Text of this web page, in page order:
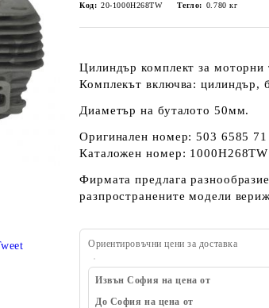
Код: 20-1000H268TW Тегло: 0.780 кг
Цилиндър комплект за
Комплекът включва: цилиндър,
Диаметър на буталото 50мм.
Оригинален номер: 503 6585 71
Каталожен номер: 1000H268TW
Фирмата предлага
разпространените модели
Ориентировъчни цени за доставка
Извън София на цена от
До София на цена от